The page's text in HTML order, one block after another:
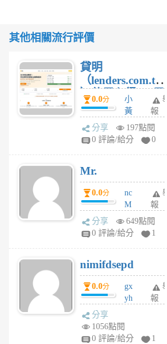
其他相關流行評價
貸明
（lenders.com.tw
）使用心得 — 民
間貸款比較平台
體驗
0.0分
小
黃
蜂
1
舉
報
分享
197點閱
0 評論/給分
0
Mr.
0.0分
nc
M
U
F
U
5
個
月
舉
報
分享
649點閱
0 評論/給分
1
nimifdsepd
0.0分
gx
yh
jl
舉
報
分享
1056點閱
0 評論/給分
1